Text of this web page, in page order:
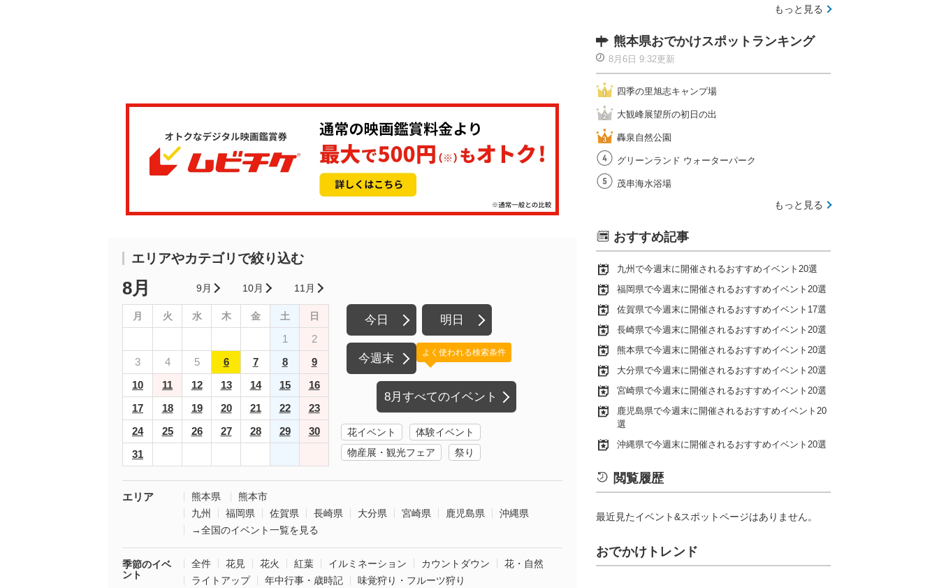
エリアやカテゴリで絞り込む
8月 9月 10月 11月
月 火 水 木 金 土 日
1
2
3
4 5 6 7 8
9
10
11 12 13 14 15
16
17
18 19 20 21 22
23
24
25 26 27 28 29
30
31
今日 明日
今週末
8月すべてのイベント
よく使われる検索条件
花イベント
体験イベント
物産展・観光フェア
祭り
エリア 熊本県
熊本市
九州
福岡県 佐賀県 長崎県 大分県 宮崎県 鹿児島県
沖縄県
→全国のイベント一覧を見る
季節のイベ
ント
全件 花見 花火 紅葉 イルミネーション カウントダウン
花・自然
ライトアップ
年中行事・歳時記
味覚狩り・フルーツ狩り
もっと見る
熊本県おでかけスポットランキング
8月6日 9:32更新
四季の里旭志キャンプ場
大観峰展望所の初日の出
轟泉自然公園
グリーンランド ウォーターパーク
茂串海水浴場
もっと見る
おすすめ記事
九州で今週末に開催されるおすすめイベント20選
福岡県で今週末に開催されるおすすめイベント20選
佐賀県で今週末に開催されるおすすめイベント17選
長崎県で今週末に開催されるおすすめイベント20選
熊本県で今週末に開催されるおすすめイベント20選
大分県で今週末に開催されるおすすめイベント20選
宮崎県で今週末に開催されるおすすめイベント20選
鹿児島県で今週末に開催されるおすすめイベント20
選
沖縄県で今週末に開催されるおすすめイベント20選
閲覧履歴
最近見たイベント&スポットページはありません。
おでかけトレンド